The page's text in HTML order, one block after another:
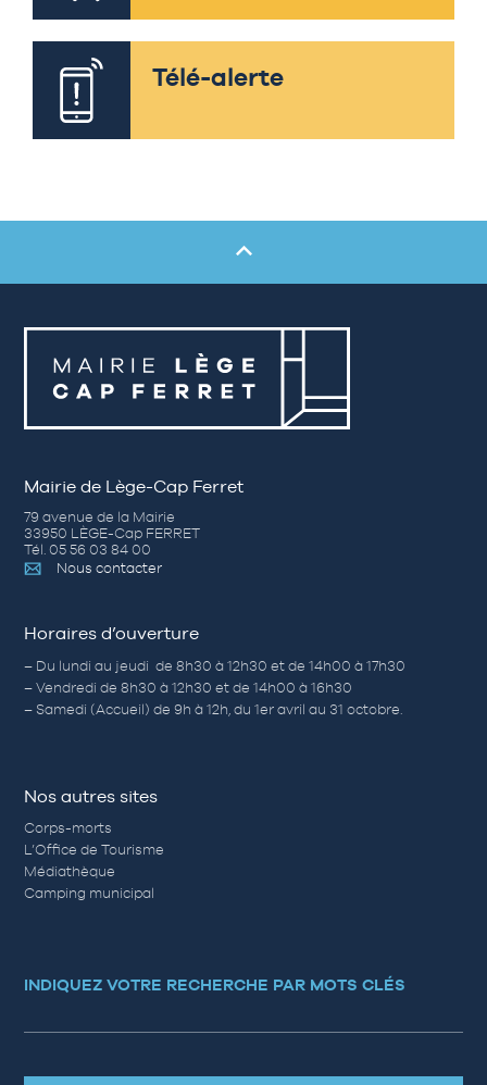
Télé-alerte
Mairie de Lège-Cap Ferret
79 avenue de la Mairie
33950 LÈGE-Cap FERRET
Tél. 05 56 03 84 00
Nous contacter
Horaires d’ouverture
– Du lundi au jeudi de 8h30 à 12h30 et de 14h00 à 17h30
– Vendredi de 8h30 à 12h30 et de 14h00 à 16h30
– Samedi (Accueil) de 9h à 12h, du 1er avril au 31 octobre.
Nos autres sites
Corps-morts
L’Office de Tourisme
Médiathèque
Camping municipal
INDIQUEZ VOTRE RECHERCHE PAR MOTS CLÉS